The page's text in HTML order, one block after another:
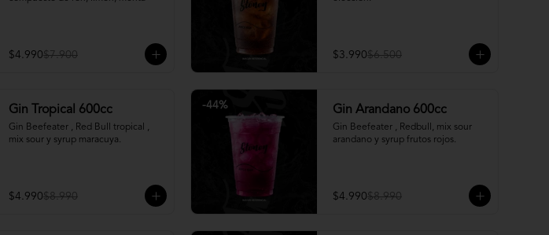
$4.990$7.900 $3.990$6.500
Gin Tropical 600cc
Gin Beefeater , Red Bull tropical ,
mix sour y syrup maracuya.
$4.990$8.990
-44% Gin Arandano 600cc
Gin Beefeater , Redbull, mix sour
arandano y syrup frutos rojos.
$4.990$8.990